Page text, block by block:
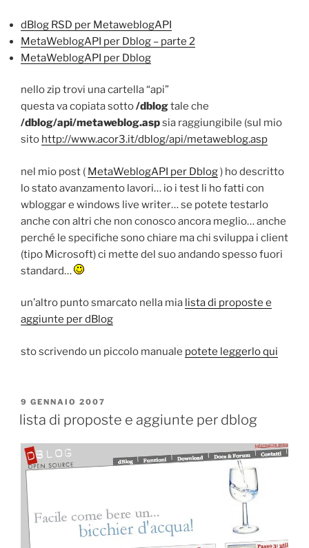
dBlog RSD per MetaweblogAPI
MetaWeblogAPI per Dblog – parte 2
MetaWeblogAPI per Dblog
nello zip trovi una cartella “api”
questa va copiata sotto/dblogtale che
/dblog/api/metaweblog.aspsia raggiungibile (sul mio
sito http://www.acor3.it/dblog/api/metaweblog.asp
nel mio post ( MetaWeblogAPI per Dblog) ho descritto
lo stato avanzamento lavori… io i test li ho fatti con
wbloggar e windows live writer… se potete testarlo
anche con altri che non conosco ancora meglio… anche
perché le specifiche sono chiare ma chi sviluppa i client
(tipo Microsoft) ci mette del suo andando spesso fuori
standard…
un’altro punto smarcato nella mia lista di proposte e
aggiunte per dBlog
sto scrivendo un piccolo manuale potete leggerlo qui
PUBBLICATO
IL
9 GENNAIO 2007
lista di proposte e aggiunte per dblog